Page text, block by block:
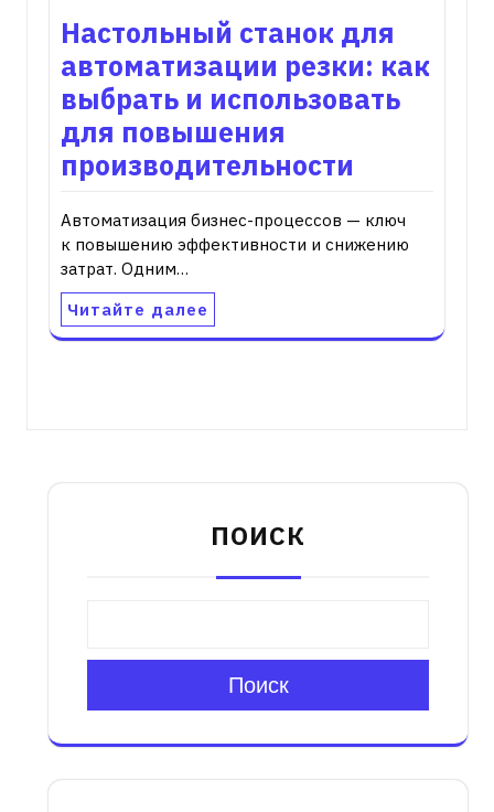
Настольный станок для
автоматизации резки: как
выбрать и использовать
для повышения
производительности
Автоматизация бизнес-процессов — ключ
к повышению эффективности и снижению
затрат. Одним…
Читайте далее
ПОИСК
Поиск